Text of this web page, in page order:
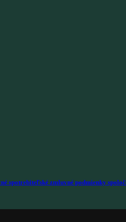
spotrebiteľské zmluvné podmienky